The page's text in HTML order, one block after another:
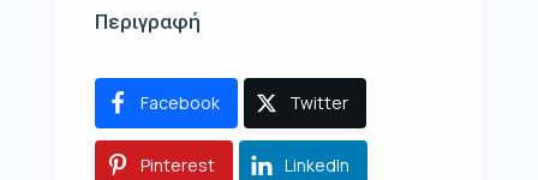
Περιγραφή
Facebook Twitter
Pinterest LinkedIn